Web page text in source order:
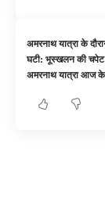
अमरनाथ यात्रा के
घटी: भूस्खलन की चपेट
अमरनाथ यात्रा आज के